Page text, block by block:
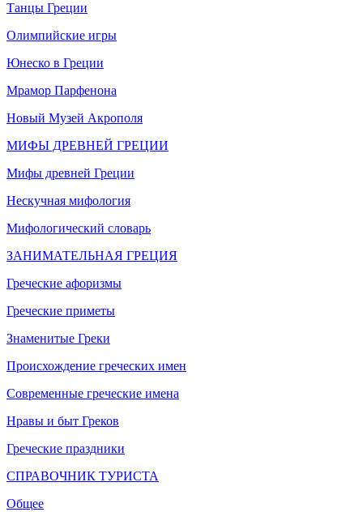
Танцы Греции
Олимпийские игры
Юнеско в Греции
Мрамор Парфенона
Новый Музей Акрополя
МИФЫ ДРЕВНЕЙ ГРЕЦИИ
Мифы древней Греции
Нескучная мифология
Мифологический словарь
ЗАНИМАТЕЛЬНАЯ ГРЕЦИЯ
Греческие афоризмы
Греческие приметы
Знаменитые Греки
Происхождение греческих имен
Современные греческие имена
Нравы и быт Греков
Греческие праздники
СПРАВОЧНИК ТУРИСТА
Общее